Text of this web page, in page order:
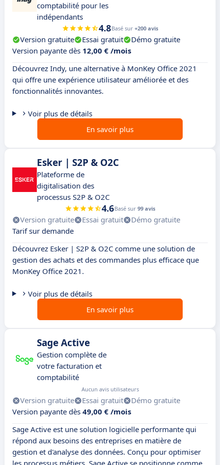
comptabilité pour les
indépendants
4.8Basé sur +200 avis
Version gratuite Essai gratuit
Démo gratuite
Version payante dès 12,00 € /mois
Découvrez Indy, une alternative à MonKey Office 2021
qui offre une expérience utilisateur améliorée et des
fonctionnalités innovantes.
Voir plus de détails
En savoir plus
Esker | S2P & O2C
Plateforme de
digitalisation des
processus S2P & O2C
4.6Basé sur 99 avis
Version gratuite Essai gratuit
Démo gratuite
Tarif sur demande
Découvrez Esker | S2P & O2C comme une solution de
gestion des achats et des commandes plus efficace que
MonKey Office 2021.
Voir plus de détails
En savoir plus
Sage Active
Gestion complète de
votre facturation et
comptabilité
Aucun avis utilisateurs
Version gratuite Essai gratuit
Démo gratuite
Version payante dès 49,00 € /mois
Sage Active est une solution logicielle performante qui
répond aux besoins des entreprises en matière de
gestion et d'analyse des données. Conçu pour optimiser